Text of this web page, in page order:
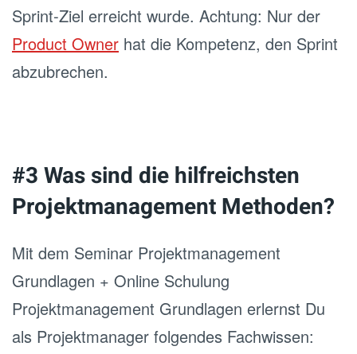
Sprint‐Ziel erreicht wurde. Achtung: Nur der
Product Owner hat die Kompetenz, den Sprint
abzubrechen.
#3 Was sind die hilfreichsten
Projektmanagement Methoden?
Mit dem Seminar Projektmanagement
Grundlagen + Online Schulung
Projektmanagement Grundlagen erlernst Du
als Projektmanager folgendes Fachwissen: